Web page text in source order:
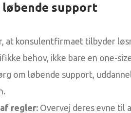
support
at konsulentfirmaet tilbyder
behov, ikke bare en one-
om løbende support,
regler: Overvej deres evne til